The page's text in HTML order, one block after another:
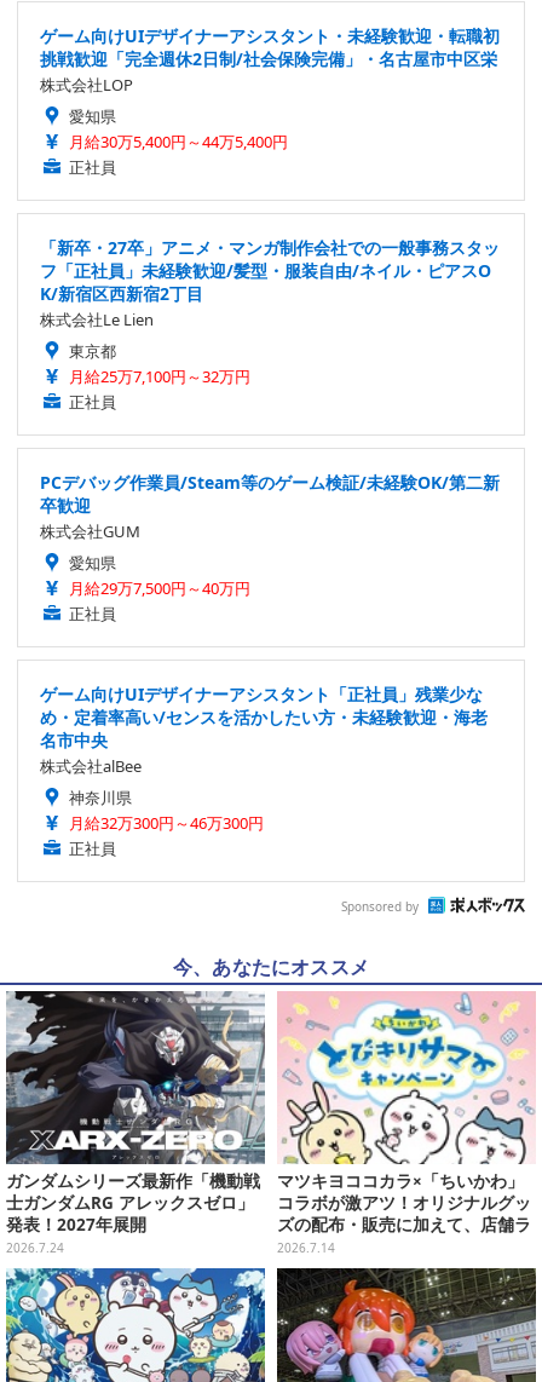
ゲーム向けUIデザイナーアシスタント・未経験歓迎・転職初
挑戦歓迎「完全週休2日制/社会保険完備」・名古屋市中区栄
株式会社LOP
愛知県
月給30万5,400円～44万5,400円
正社員
「新卒・27卒」アニメ・マンガ制作会社での一般事務スタッ
フ「正社員」未経験歓迎/髪型・服装自由/ネイル・ピアスO
K/新宿区西新宿2丁目
株式会社Le Lien
東京都
月給25万7,100円～32万円
正社員
PCデバッグ作業員/Steam等のゲーム検証/未経験OK/第二新
卒歓迎
株式会社GUM
愛知県
月給29万7,500円～40万円
正社員
ゲーム向けUIデザイナーアシスタント「正社員」残業少な
め・定着率高い/センスを活かしたい方・未経験歓迎・海老
名市中央
株式会社alBee
神奈川県
月給32万300円～46万300円
正社員
Sponsored by
今、あなたにオススメ
ガンダムシリーズ最新作「機動戦
士ガンダムRG アレックスゼロ」
発表！2027年展開
2026.7.24
マツキヨココカラ×「ちいかわ」
コラボが激アツ！オリジナルグッ
ズの配布・販売に加えて、店舗ラ
ッピングや”花火打ち上げ”まで盛
り沢山
2026.7.14